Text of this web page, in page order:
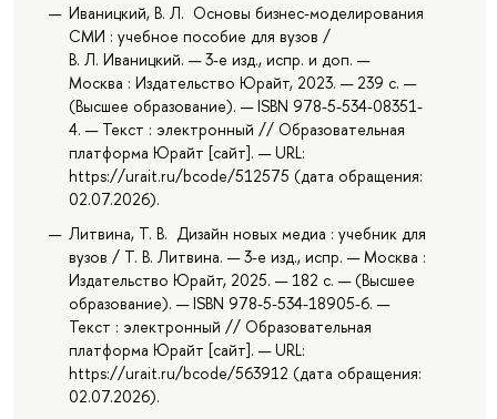
Иваницкий, В. Л. Основы бизнес-моделирования
СМИ : учебное пособие для вузов /
В. Л. Иваницкий. — 3-е изд., испр. и доп. —
Москва : Издательство Юрайт, 2023. — 239 с. —
(Высшее образование). — ISBN 978-5-534-08351-
4. — Текст : электронный // Образовательная
платформа Юрайт [сайт]. — URL:
https://urait.ru/bcode/512575 (дата обращения:
02.07.2026).
Литвина, Т. В. Дизайн новых медиа : учебник для
вузов / Т. В. Литвина. — 3-е изд., испр. — Москва :
Издательство Юрайт, 2025. — 182 с. — (Высшее
образование). — ISBN 978-5-534-18905-6. —
Текст : электронный // Образовательная
платформа Юрайт [сайт]. — URL:
https://urait.ru/bcode/563912 (дата обращения:
02.07.2026).